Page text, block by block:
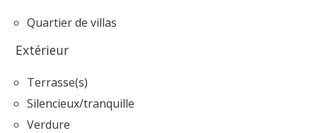
Quartier de villas
Extérieur
Terrasse(s)
Silencieux/tranquille
Verdure